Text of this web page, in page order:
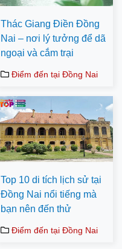
Thác Giang Điền Đồng
Nai – nơi lý tưởng để dã
ngoại và cắm trại
Điểm đến tại Đồng Nai
Top 10 di tích lịch sử tại
Đồng Nai nổi tiếng mà
bạn nên đến thử
Điểm đến tại Đồng Nai